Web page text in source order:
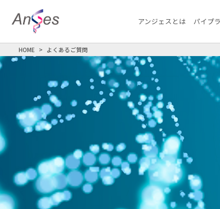
アンジェスとは パイプ
HOME よくあるご質問